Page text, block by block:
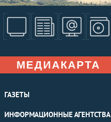
МЕДИАКАРТА
ГАЗЕТЫ
ИНФОРМАЦИОННЫЕ АГЕНТСТВА